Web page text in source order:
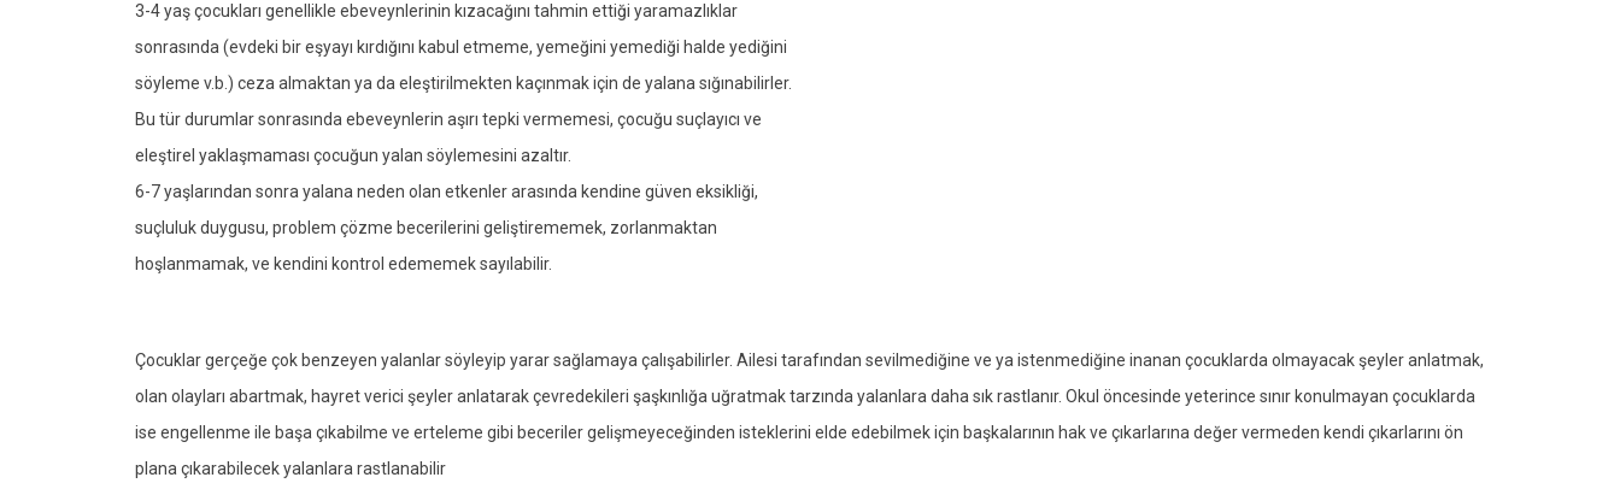
3-4 yaş çocukları genellikle ebeveynlerinin kızacağını tahmin ettiği yaramazlıklar
sonrasında (evdeki bir eşyayı kırdığını kabul etmeme, yemeğini yemediği halde yediğini
söyleme v.b.) ceza almaktan ya da eleştirilmekten kaçınmak için de yalana sığınabilirler.
Bu tür durumlar sonrasında ebeveynlerin aşırı tepki vermemesi, çocuğu suçlayıcı ve
eleştirel yaklaşmaması çocuğun yalan söylemesini azaltır.
6-7 yaşlarından sonra yalana neden olan etkenler arasında kendine güven eksikliği,
suçluluk duygusu, problem çözme becerilerini geliştirememek, zorlanmaktan
hoşlanmamak, ve kendini kontrol edememek sayılabilir.
Çocuklar gerçeğe çok benzeyen yalanlar söyleyip yarar sağlamaya çalışabilirler. Ailesi tarafından sevilmediğine ve ya istenmediğine inanan çocuklarda olmayacak şeyler anlatmak,
olan olayları abartmak, hayret verici şeyler anlatarak çevredekileri şaşkınlığa uğratmak tarzında yalanlara daha sık rastlanır. Okul öncesinde yeterince sınır konulmayan çocuklarda
ise engellenme ile başa çıkabilme ve erteleme gibi beceriler gelişmeyeceğinden isteklerini elde edebilmek için başkalarının hak ve çıkarlarına değer vermeden kendi çıkarlarını ön
plana çıkarabilecek yalanlara rastlanabilir